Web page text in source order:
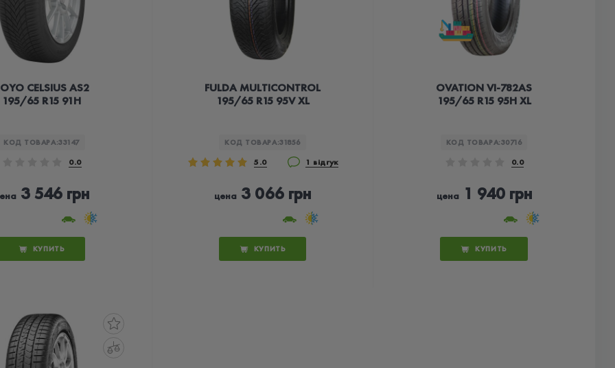
CELSIUS AS2
195/65 R15 91H
КОД ТОВАРА:33147
0.0
3 546 грн
КУПИТЬ
FULDA MULTICONTROL
195/65 R15 95V XL
КОД ТОВАРА:31856
5.0 1 відгук
цена 3 066 грн
КУПИТЬ
OVATION VI-782AS
195/65 R15 95H XL
КОД ТОВАРА:30716
0.0
цена1 940 грн
КУПИТЬ